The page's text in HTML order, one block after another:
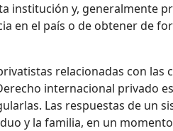
institución y, generalmente
en el país o de obtener de
relacionadas con las
internacional privado
Las respuestas de un
y la familia, en un